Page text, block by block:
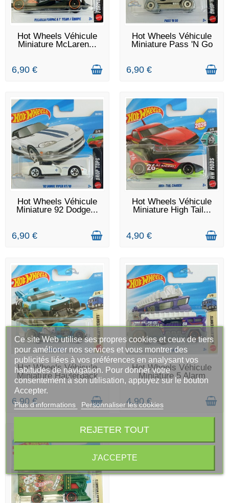
DERNIERS ARTICLES EN
STOCK
Hot Wheels Véhicule
Miniature McLaren...
6,90 €
DERNIERS ARTICLES EN
STOCK
Hot Wheels Véhicule
Miniature Pass 'N Go
6,90 €
DERNIERS ARTICLES EN
STOCK
Hot Wheels Véhicule
Miniature 92 Dodge...
6,90 €
EN STOCK
Hot Wheels Véhicule
Miniature High Tail...
4,90 €
DERNIERS ARTICLES EN
STOCK
Hot Wheels Véhicule
Miniature Haulerback
6,90 €
DERNIERS ARTICLES EN
STOCK
Hot Wheels Véhicule
Miniature 5 Alarm
4,90 €
Ce site Web utilise ses propres cookies et ceux de tiers
pour améliorer nos services et vous montrer des
publicités liées à vos préférences en analysant vos
habitudes de navigation. Pour donner votre
consentement à son utilisation, appuyez sur le bouton
Accepter.
Plus d'informations Personnaliser les cookies
REJETER TOUT
J'ACCEPTE